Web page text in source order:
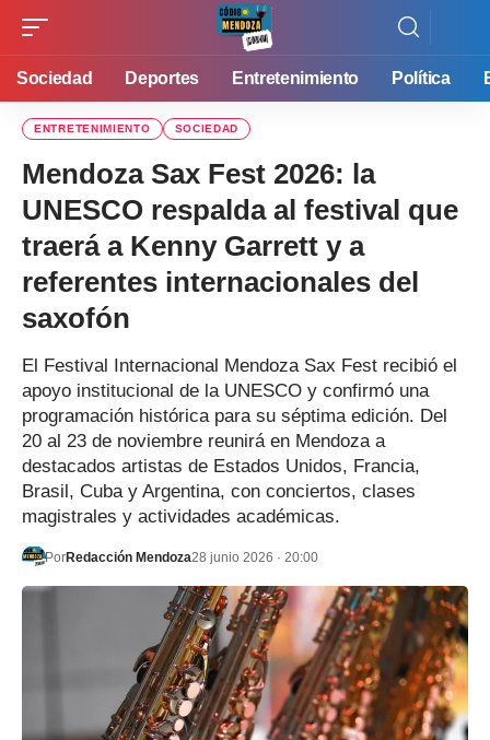
Sociedad Deportes Entretenimiento Política
ENTRETENIMIENTO SOCIEDAD
Mendoza Sax Fest 2026: la
UNESCO respalda al festival que
traerá a Kenny Garrett y a
referentes internacionales del
saxofón
El Festival Internacional Mendoza Sax Fest recibió el
apoyo institucional de la UNESCO y confirmó una
programación histórica para su séptima edición. Del
20 al 23 de noviembre reunirá en Mendoza a
destacados artistas de Estados Unidos, Francia,
Brasil, Cuba y Argentina, con conciertos, clases
magistrales y actividades académicas.
PorRedacción Mendoza28 junio 2026 · 20:00